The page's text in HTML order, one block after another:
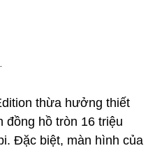
thừa hưởng thiết
đồng hồ tròn 16 triệu
Đặc biệt, màn hình của